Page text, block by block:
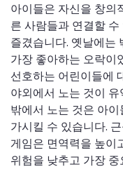
아이들은 자신을 창의
른 사람들과 연결할
즐겼습니다. 옛날에는
가장 좋아하는 오락이
선호하는 어린이들에
야외에서 노는 것이
밖에서 노는 것은 아
가시킬 수 있습니다.
게임은 면역력을 높이
위험을 낮추고 가장